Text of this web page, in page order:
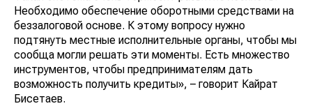
Необходимо обеспечение оборотными средствами на
беззалоговой основе. К этому вопросу нужно
подтянуть местные исполнительные органы, чтобы мы
сообща могли решать эти моменты. Есть множество
инструментов, чтобы предпринимателям дать
возможность получить кредиты», – говорит Кайрат
Бисетаев.